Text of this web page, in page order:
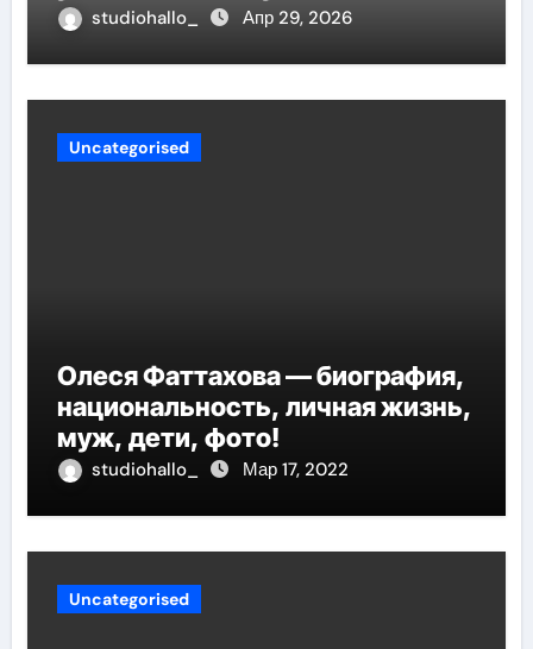
неопределённости
studiohallo_ Апр 29, 2026
Uncategorised
Олеся Фаттахова — биография,
национальность, личная жизнь,
муж, дети, фото!
studiohallo_ Мар 17, 2022
Uncategorised